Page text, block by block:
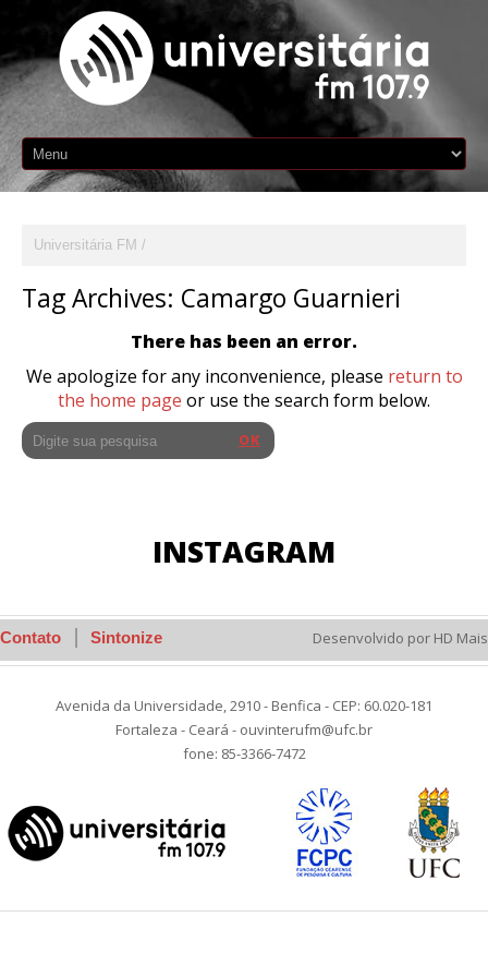
Universitária FM
Tag Archives: Camargo Guarnieri
There has been an error.
We apologize for any inconvenience, please return to
the home page or use the search form below.
INSTAGRAM
Contato Sintonize Desenvolvido por HD Mais
Avenida da Universidade, 2910 - Benfica - CEP: 60.020-181
Fortaleza - Ceará - ouvinterufm@ufc.br
fone: 85-3366-7472